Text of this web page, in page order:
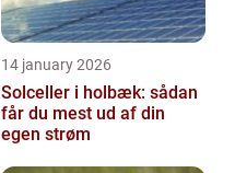
14 january 2026
Solceller i holbæk: sådan
får du mest ud af din
egen strøm